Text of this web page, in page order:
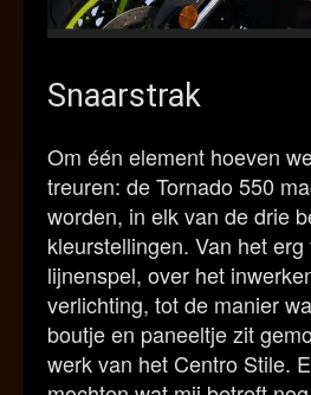
Snaarstrak
Om één element hoeven
treuren: de Tornado 550
worden, in elk van de drie
kleurstellingen. Van het
lijnenspel, over het
verlichting, tot de manier
boutje en paneeltje zit
werk van het Centro Stile.